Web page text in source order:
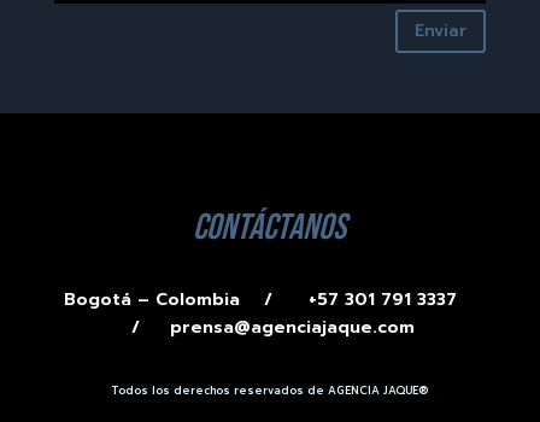
Enviar
contáctanos
Bogotá – Colombia /
+57 301 791 3337
/ prensa@agenciajaque.com
Todos los derechos reservados de AGENCIA JAQUE®